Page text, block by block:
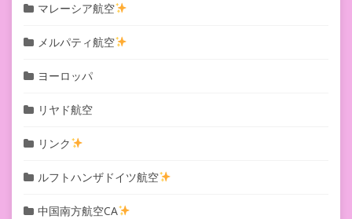
マレーシア航空
メルパティ航空
ヨーロッパ
リヤド航空
リンク
ルフトハンザドイツ航空
中国南方航空CA